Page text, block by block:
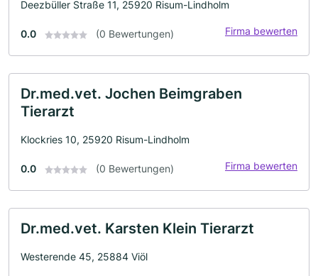
Deezbüller Straße 11, 25920 Risum-Lindholm
0.0 (0 Bewertungen) Firma bewerten
Dr.med.vet. Jochen Beimgraben
Tierarzt
Klockries 10, 25920 Risum-Lindholm
0.0 (0 Bewertungen) Firma bewerten
Dr.med.vet. Karsten Klein Tierarzt
Westerende 45, 25884 Viöl